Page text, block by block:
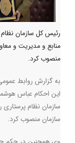
رئیس کل سازمان
منابع و مدیریت و
منصوب کرد.
به گزارش روابط
این احکام عباس
سازمان نظام
سازمان منصوب کرد.